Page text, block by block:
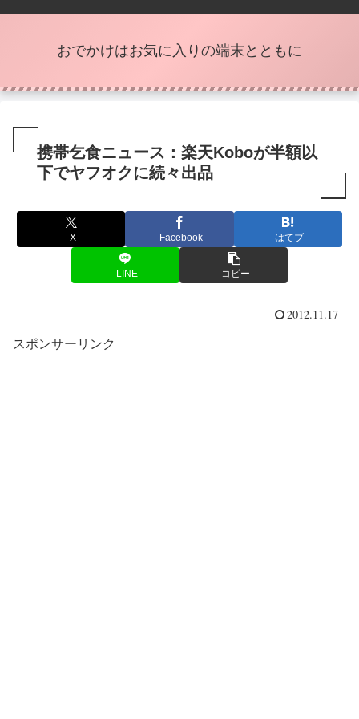
おでかけはお気に入りの端末とともに
携帯乞食ニュース：楽天Koboが半額以
下でヤフオクに続々出品
X Facebook はてブ
LINE コピー
2012.11.17
スポンサーリンク